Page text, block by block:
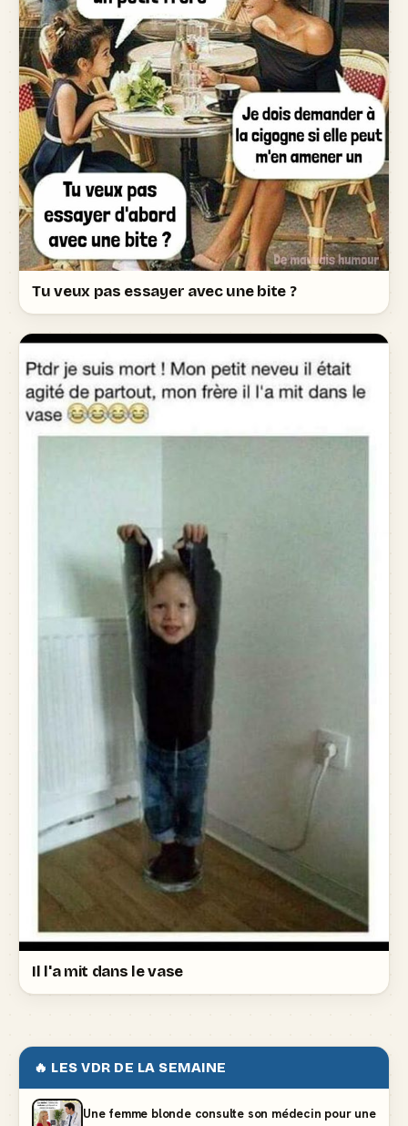
Tu veux pas essayer avec une bite ?
Il l'a mit dans le vase
🔥 LES VDR DE LA SEMAINE
Une femme blonde consulte son médecin pour une